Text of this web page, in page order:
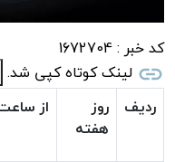
کد خبر :1672704
لینک کوتاه کپی شد.
ردیف
روز
هفته
از ساعت